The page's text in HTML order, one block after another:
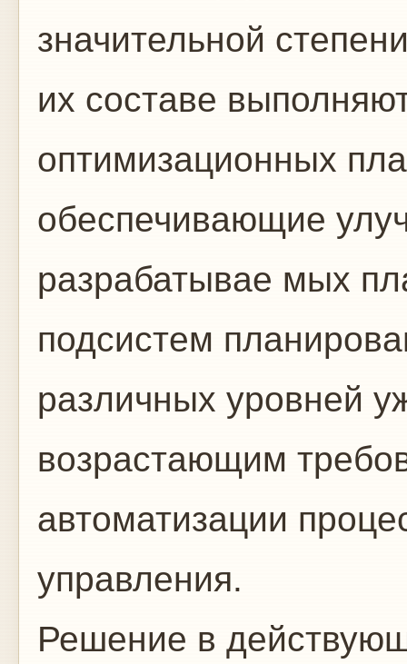
значительной
их составе
оптимизационных
обеспечивающие
разрабатывае мых
подсистем
различных уровней
возрастающим
автоматизации
управления.
Решение в